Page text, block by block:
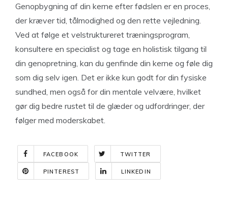
Genopbygning af din kerne efter fødslen er en proces,
der kræver tid, tålmodighed og den rette vejledning.
Ved at følge et velstruktureret træningsprogram,
konsultere en specialist og tage en holistisk tilgang til
din genopretning, kan du genfinde din kerne og føle dig
som dig selv igen. Det er ikke kun godt for din fysiske
sundhed, men også for din mentale velvære, hvilket
gør dig bedre rustet til de glæder og udfordringer, der
følger med moderskabet.
FACEBOOK TWITTER
PINTEREST LINKEDIN